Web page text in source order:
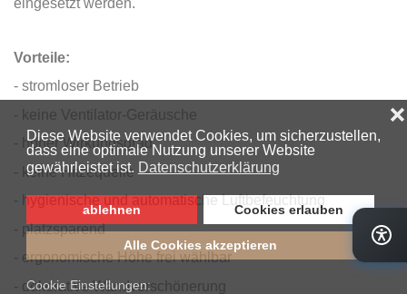
Vorteile:
- stromloser Betrieb
- keine Ventilator-Geräusche
- hoher Wirkungsgrad
- keine Hitzequelle
- hygienische und automatische Luftbefeuchtung
- platzsparend
- ergonomische Höhe frei wählbar
- dekorative Wandverschönerung